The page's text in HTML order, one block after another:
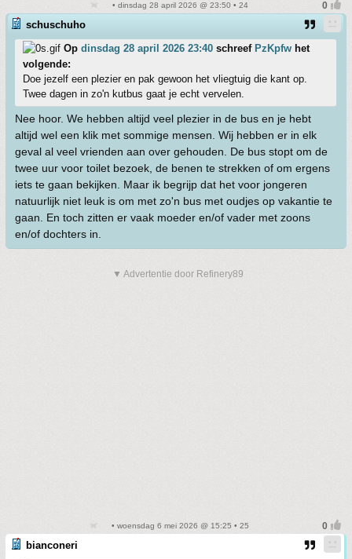
• dinsdag 28 april 2026 @ 23:50 • 24
schuschuho
Op dinsdag 28 april 2026 23:40 schreef PzKpfw het
volgende:
Doe jezelf een plezier en pak gewoon het vliegtuig die kant op.
Twee dagen in zo'n kutbus gaat je echt vervelen.
Nee hoor. We hebben altijd veel plezier in de bus en je hebt
altijd wel een klik met sommige mensen. Wij hebben er in elk
geval al veel vrienden aan over gehouden. De bus stopt om de
twee uur voor toilet bezoek, de benen te strekken of om ergens
iets te gaan bekijken. Maar ik begrijp dat het voor jongeren
natuurlijk niet leuk is om met zo'n bus met oudjes op vakantie te
gaan. En toch zitten er vaak moeder en/of vader met zoons
en/of dochters in.
▼ Advertentie door Refinery89
• woensdag 6 mei 2026 @ 15:25 • 25
bianconeri